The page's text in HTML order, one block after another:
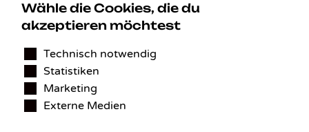
KONTAKT
Benedikt Stelzner
Autopflege Stelzner
Kohlgraben 2b
Wähle die Cookies, die du
akzeptieren möchtest
Technisch notwendig
Statistiken
Marketing
Externe Medien